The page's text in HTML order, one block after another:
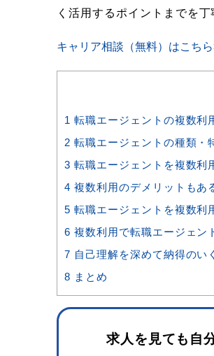
く活用するポイントまでを丁
キャリア相談（無料）はこち
1 転職エージェントの複数利
2 転職エージェントの種類・
3 転職エージェントを複数利
4 複数利用のデメリットもあ
5 転職エージェントを複数利
6 複数利用で転職エージェン
7 自己理解を深めて納得のい
8 まとめ
求人を見ても 自